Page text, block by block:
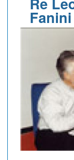
CALENDARIO
OSCAR
NEWSLETTER